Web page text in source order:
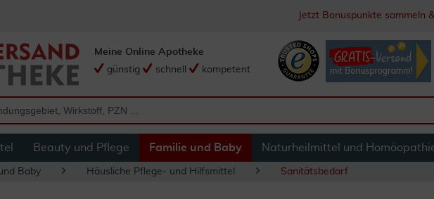
Jetzt Bonuspunkte sammeln
Meine Online Apotheke
günstig
schnell kompetent
Beauty und Pflege Familie und Baby Naturheilmittel und
Baby Häusliche Pflege- und Hilfsmittel Sanitätsbedarf